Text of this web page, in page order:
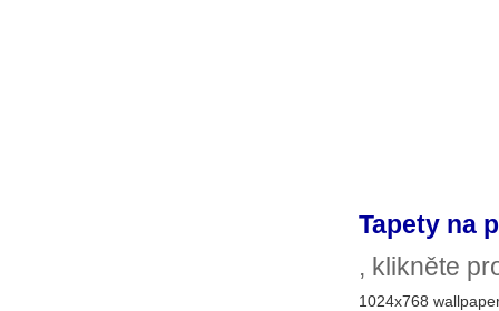
Tapety na
, klikněte
1024x768